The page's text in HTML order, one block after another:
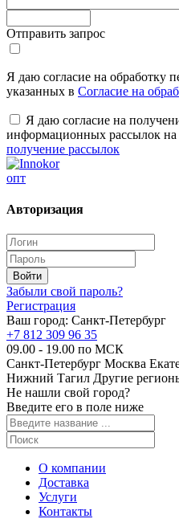
Отправить запрос
Я даю согласие на обработку
указанных в Согласие на
Я даю согласие на
информационных рассылок на
получение рассылок
опт
Авторизация
Забыли свой пароль?
Регистрация
Ваш город: Санкт-Петербург
+7 812 309 96 35
09.00 - 19.00 по МСК
Санкт-Петербург Москва
Нижний Тагил Другие
Не нашли свой город?
Введите его в поле ниже
О компании
Доставка
Услуги
Контакты